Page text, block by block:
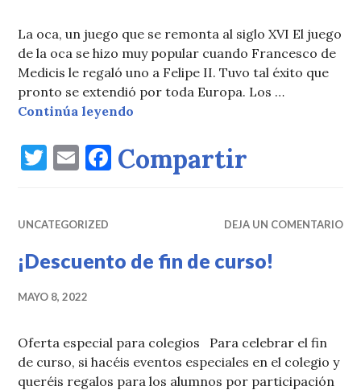
La oca, un juego que se remonta al siglo XVI El juego
de la oca se hizo muy popular cuando Francesco de
Medicis le regaló uno a Felipe II. Tuvo tal éxito que
pronto se extendió por toda Europa. Los …
Continúa leyendo
T
te
r
E
l
F
b
k
Compartir
UNCATEGORIZED DEJA UN COMENTARIO
¡Descuento de fin de curso!
MAYO 8, 2022
Oferta especial para colegios Para celebrar el fin
de curso, si hacéis eventos especiales en el colegio y
queréis regalos para los alumnos por participación